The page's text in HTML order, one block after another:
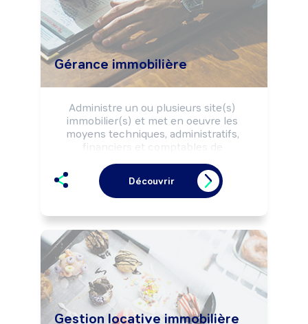
Gérance immobilière
Administre un ou plusieurs site(s)
immobilier(s) et met en oeuvre les
moyens techniques, administratifs,
financiers et comptables de
patrimoine immobilier selon la
réglementation.
Peut coordonner une équipe, diriger
Découvrir
Gestion locative immobilière